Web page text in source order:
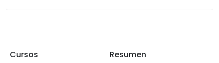
Cursos Resumen